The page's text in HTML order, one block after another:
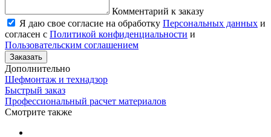
Комментарий к заказу
Я даю свое согласие на обработку Персональных данных и
согласен с Политикой конфиденциальности и
Пользовательским соглашением
Заказать
Дополнительно
Шефмонтаж и технадзор
Быстрый заказ
Профессиональный расчет материалов
Смотрите также